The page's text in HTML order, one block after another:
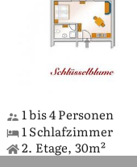
1 bis 4 Personen
1 Schlafzimmer
2. Etage, 30m²